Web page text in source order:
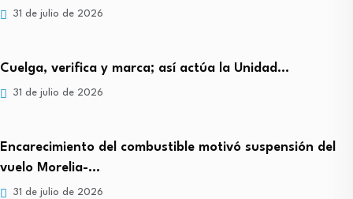
31 de julio de 2026
Cuelga, verifica y marca; así actúa la Unidad…
31 de julio de 2026
Encarecimiento del combustible motivó suspensión del
vuelo Morelia-…
31 de julio de 2026